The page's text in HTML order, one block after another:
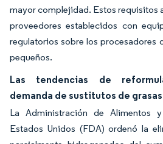
mayor complejidad. Estos requisitos
proveedores establecidos con
regulatorios sobre los procesadores
pequeños.
Las tendencias de
demanda de sustitutos de
La Administración de Alimentos
Estados Unidos (FDA) ordenó la